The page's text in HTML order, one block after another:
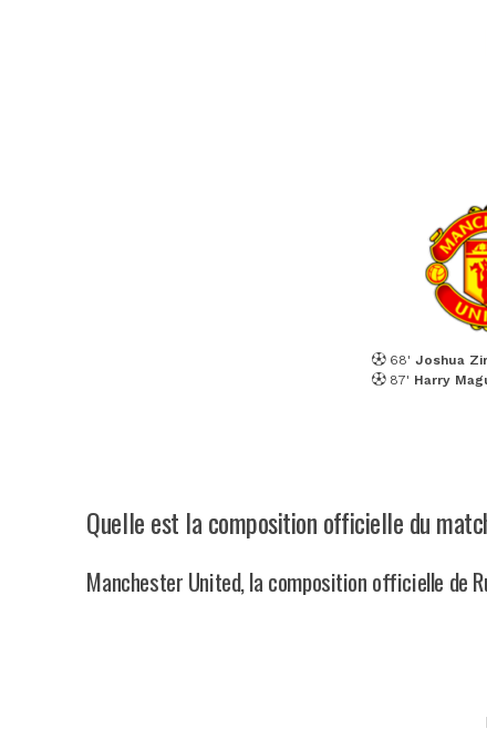
68' Joshua
87' Harry
Quelle est la composition officielle du
Manchester United, la composition officielle de